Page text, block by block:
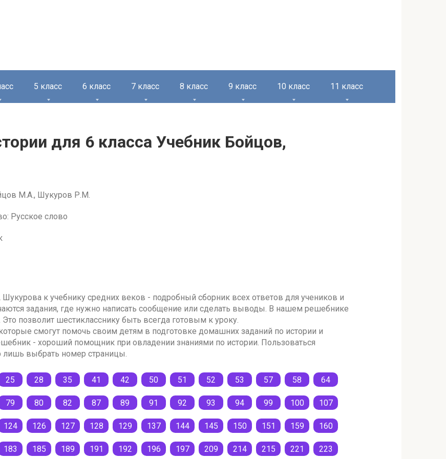
5 класс 6 класс 7 класс 8 класс 9 класс 10 класс 11 класс
для 6 класса Учебник Бойцов,
М.А., Шукуров Р.М.
Русское слово
к учебнику средних веков - подробный сборник всех ответов для учеников и
задания, где нужно написать сообщение или сделать выводы. В нашем решебнике
позволит шестикласснику быть всегда готовым к уроку.
смогут помочь своим детям в подготовке домашних заданий по истории и
- хороший помощник при овладении знаниями по истории. Пользоваться
лишь выбрать номер страницы.
25 28 35 41 42 50 51 52 53 57 58 64
79 80 82 87 89 91 92 93 94 99 100 107
124 126 127 128 129 137 144 145 150 151 159 160
183 185 189 191 192 196 197 209 214 215 221 223